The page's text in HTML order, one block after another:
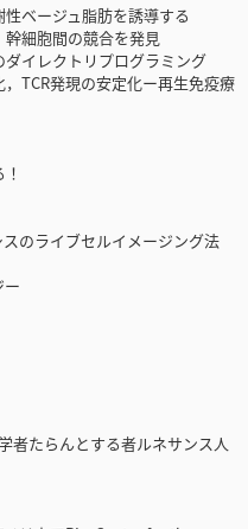
ベージュ脂肪を誘導する
細胞間の競合を発見
イレクトリプログラミング
TCR発現の安定化ー再生免疫療
のライブセルイメージング法
ー
者たらんとする者ルネサンス人